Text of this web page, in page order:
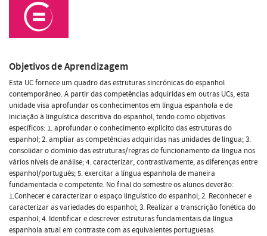
Objetivos de Aprendizagem
Esta UC fornece um quadro das estruturas sincrónicas do espanhol
contemporâneo. A partir das competências adquiridas em outras UCs, esta
unidade visa aprofundar os conhecimentos em língua espanhola e de
iniciação à linguística descritiva do espanhol, tendo como objetivos
específicos: 1. aprofundar o conhecimento explícito das estruturas do
espanhol; 2. ampliar as competências adquiridas nas unidades de língua; 3.
consolidar o domínio das estruturas/regras de funcionamento da língua nos
vários níveis de análise; 4. caracterizar, contrastivamente, as diferenças entre
espanhol/português; 5. exercitar a língua espanhola de maneira
fundamentada e competente. No final do semestre os alunos deverão:
1.Conhecer e caracterizar o espaço linguístico do espanhol; 2. Reconhecer e
caracterizar as variedades do espanhol; 3. Realizar a transcrição fonética do
espanhol; 4. Identificar e descrever estruturas fundamentais da língua
espanhola atual em contraste com as equivalentes portuguesas.